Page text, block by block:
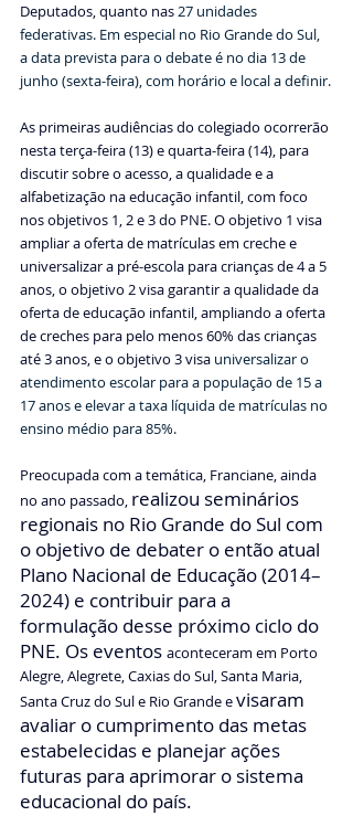
Deputados, quanto nas 27 unidades
federativas. Em especial no Rio Grande do Sul,
a data prevista para o debate é no dia 13 de
junho (sexta-feira), com horário e local a definir.
As primeiras audiências do colegiado ocorrerão
nesta terça-feira (13) e quarta-feira (14), para
discutir sobre o acesso, a qualidade e a
alfabetização na educação infantil, com foco
nos objetivos 1, 2 e 3 do PNE. O objetivo 1 visa
ampliar a oferta de matrículas em creche e
universalizar a pré-escola para crianças de 4 a 5
anos, o objetivo 2 visa garantir a qualidade da
oferta de educação infantil, ampliando a oferta
de creches para pelo menos 60% das crianças
até 3 anos, e o objetivo 3 visa universalizar o
atendimento escolar para a população de 15 a
17 anos e elevar a taxa líquida de matrículas no
ensino médio para 85%.
Preocupada com a temática, Franciane, ainda
no ano passado, realizou seminários
regionais no Rio Grande do Sul com
o objetivo de debater o então atual
Plano Nacional de Educação (2014–
2024) e contribuir para a
formulação desse próximo ciclo do
PNE. Os eventos aconteceram em Porto
Alegre, Alegrete, Caxias do Sul, Santa Maria,
Santa Cruz do Sul e Rio Grande e visaram
avaliar o cumprimento das metas
estabelecidas e planejar ações
futuras para aprimorar o sistema
educacional do país.